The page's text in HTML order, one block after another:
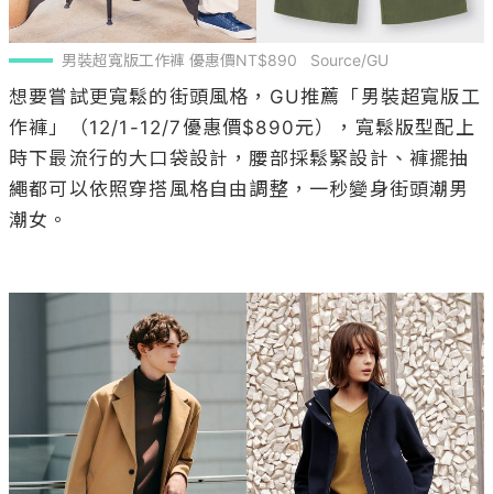
男裝超寬版工作褲 優惠價NT$890   Source/GU
想要嘗試更寬鬆的街頭風格，GU推薦「男裝超寬版工
作褲」（12/1-12/7優惠價$890元），寬鬆版型配上
時下最流行的大口袋設計，腰部採鬆緊設計、褲擺抽
繩都可以依照穿搭風格自由調整，一秒變身街頭潮男
潮女。